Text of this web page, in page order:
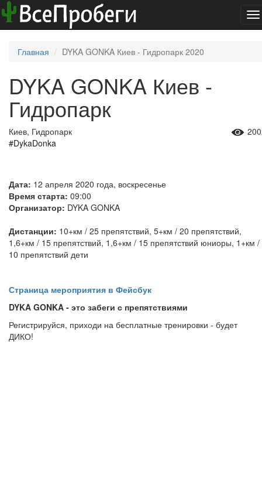
Главная DYKA GONKA Киев - Гидропарк 2020
DYKA GONKA Киев -
Гидропарк
Киев, Гидропарк
#DykaDonka
Дата: 12 апреля 2020 года, воскресенье
Время старта: 09:00
Организатор: DYKA GONKA
Дистанции: 10+км / 25 препятствий, 5+км / 20 препятствий,
1,6+км / 15 препятствий, 1,6+км / 15 препятствий юниоры, 1+км /
10 препятствий дети
Страница мероприятия в Фейсбук
DYKA GONKA - это забеги с препятствиями
Регистрируйся, приходи на бесплатные тренировки - будет
ДИКО!